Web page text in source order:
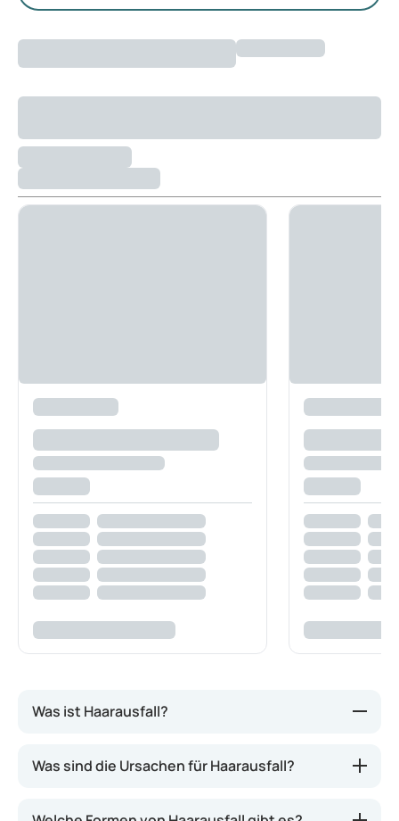
Was ist Haarausfall?
der Verlust oder das Ausdünnen der Haare.
Was sind die Ursachen für Haarausfall?